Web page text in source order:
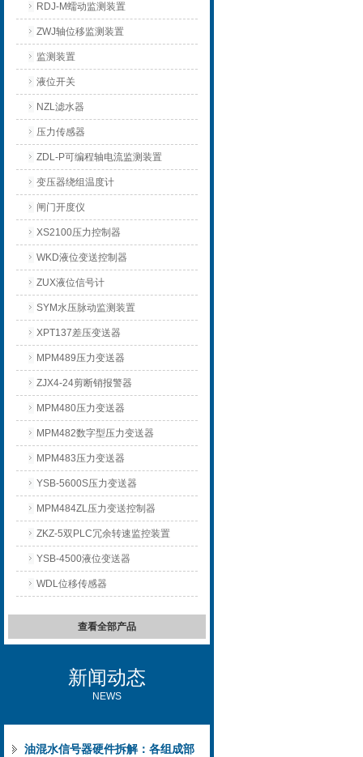
RDJ-M蠕动监测装置
ZWJ轴位移监测装置
监测装置
液位开关
NZL滤水器
压力传感器
ZDL-P可编程轴电流监测装置
变压器绕组温度计
闸门开度仪
XS2100压力控制器
WKD液位变送控制器
ZUX液位信号计
SYM水压脉动监测装置
XPT137差压变送器
MPM489压力变送器
ZJX4-24剪断销报警器
MPM480压力变送器
MPM482数字型压力变送器
MPM483压力变送器
YSB-5600S压力变送器
MPM484ZL压力变送控制器
ZKZ-5双PLC冗余转速监控装置
YSB-4500液位变送器
WDL位移传感器
查看全部产品
新闻动态
NEWS
油混水信号器硬件拆解：各组成部